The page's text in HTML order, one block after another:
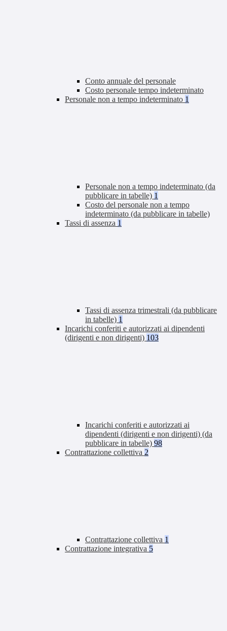
Conto annuale del personale
Costo personale tempo indeterminato
Personale non a tempo indeterminato 1
Personale non a tempo indeterminato (da
pubblicare in tabelle) 1
Costo del personale non a tempo
indeterminato (da pubblicare in tabelle)
Tassi di assenza 1
Tassi di assenza trimestrali (da pubblicare
in tabelle) 1
Incarichi conferiti e autorizzati ai dipendenti
(dirigenti e non dirigenti) 103
Incarichi conferiti e autorizzati ai
dipendenti (dirigenti e non dirigenti) (da
pubblicare in tabelle) 98
Contrattazione collettiva 2
Contrattazione collettiva 1
Contrattazione integrativa 5